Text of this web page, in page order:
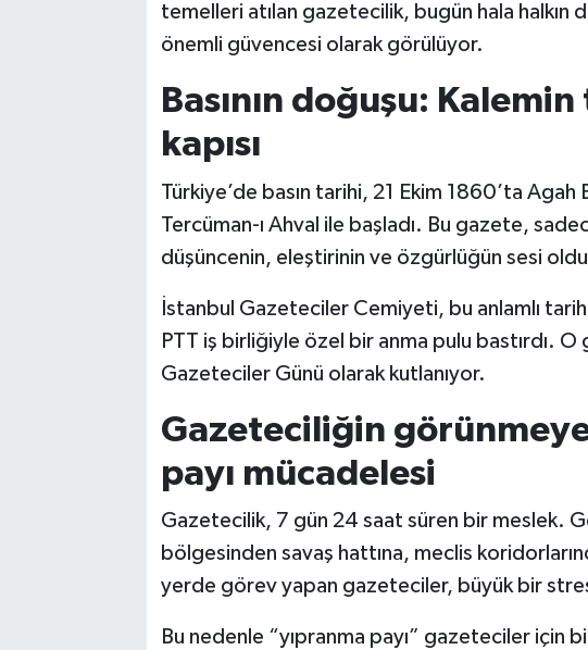
temelleri atılan gazetecilik, bugün hala halkın
önemli güvencesi olarak görülüyor.
Basının doğuşu:
kapısı
Türkiye’de basın tarihi, 21 Ekim 1860’ta Agah
Tercüman-ı Ahval ile başladı. Bu gazete,
düşüncenin, eleştirinin ve özgürlüğün sesi
İstanbul Gazeteciler Cemiyeti, bu anlamlı
PTT iş birliğiyle özel bir anma pulu bastırdı. O
Gazeteciler Günü olarak kutlanıyor.
Gazeteciliğin
payı mücadelesi
Gazetecilik, 7 gün 24 saat süren bir meslek.
bölgesinden savaş hattına, meclis
yerde görev yapan gazeteciler, büyük bir stres
Bu nedenle “yıpranma payı” gazeteciler için